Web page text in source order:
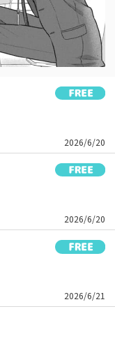
2026/6/20
2026/6/20
2026/6/21